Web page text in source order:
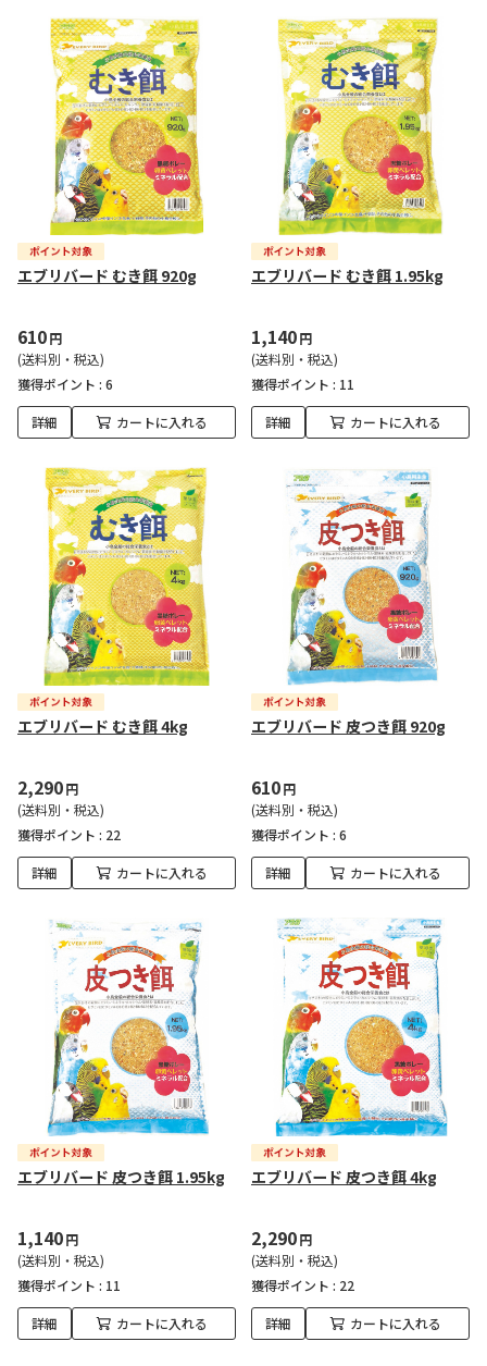
エブリバード むき餌 920g
610円
(送料別・税込)
獲得ポイント : 6
詳細 カートに入れる
エブリバード むき餌 1.95kg
1,140円
(送料別・税込)
獲得ポイント : 11
詳細 カートに入れる
エブリバード むき餌 4kg
2,290円
(送料別・税込)
獲得ポイント : 22
詳細 カートに入れる
エブリバード 皮つき餌 920g
610円
(送料別・税込)
獲得ポイント : 6
詳細 カートに入れる
エブリバード 皮つき餌 1.95kg
1,140円
(送料別・税込)
獲得ポイント : 11
詳細 カートに入れる
エブリバード 皮つき餌 4kg
2,290円
(送料別・税込)
獲得ポイント : 22
詳細 カートに入れる